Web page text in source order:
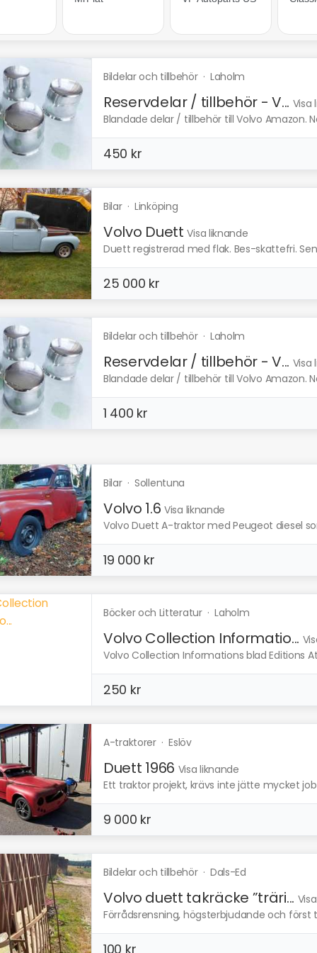
Bildelar och tillbehör· Laholm
Reservdelar / tillbehör - V... Visa
Blandade delar / tillbehör till Volvo Amazon.
450 kr
Bilar· Linköping
Volvo Duett Visa liknande
Duett registrerad med flak. Bes-skattefri.
25 000 kr
Bildelar och tillbehör· Laholm
Reservdelar / tillbehör - V... Visa
Blandade delar / tillbehör till Volvo Amazon.
1 400 kr
Bilar· Sollentuna
Volvo 1.6 Visa liknande
Volvo Duett A-traktor med Peugeot diesel
19 000 kr
Böcker och Litteratur·Laholm
Volvo Collection Informatio...
Volvo Collection Informations blad Editions
250 kr
A-traktorer·Eslöv
Duett 1966 Visa liknande
Ett traktor projekt, krävs inte jätte mycket
9 000 kr
Bildelar och tillbehör· Dals-Ed
Volvo duett takräcke ”träri...
Förrådsrensning, högsterbjudande och först
100 kr